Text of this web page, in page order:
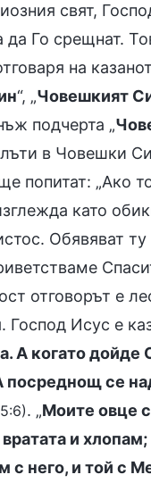
свят,
да Го срещнат.
на
“, „Човешкият
подчерта „
в Човешки
попитат: „Ако
като
Обявяват ту
отговорът е
Исус е
А когато дойде
посреднощ се
. „Моите овце
и
с него, и той с